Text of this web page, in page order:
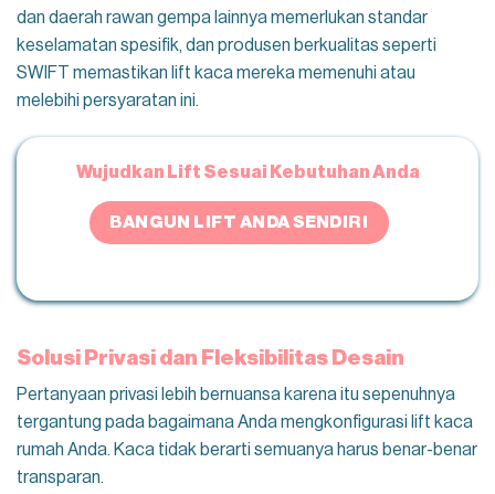
dan daerah rawan gempa lainnya memerlukan standar
keselamatan spesifik, dan produsen berkualitas seperti
SWIFT memastikan lift kaca mereka memenuhi atau
melebihi persyaratan ini.
Wujudkan Lift Sesuai Kebutuhan Anda
BANGUN LIFT ANDA SENDIRI
Solusi Privasi dan Fleksibilitas Desain
Pertanyaan privasi lebih bernuansa karena itu sepenuhnya
tergantung pada bagaimana Anda mengkonfigurasi lift kaca
rumah Anda. Kaca tidak berarti semuanya harus benar-benar
transparan.